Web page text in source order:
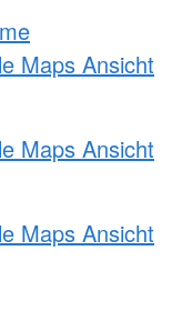
Maps Ansicht
Maps Ansicht
Maps Ansicht